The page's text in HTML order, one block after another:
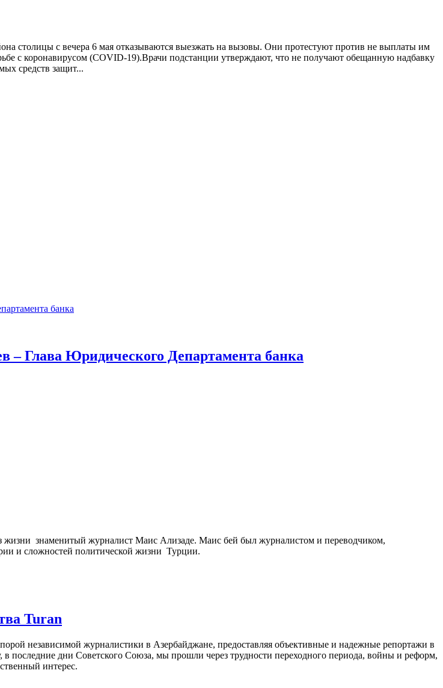
столицы с вечера 6 мая отказываются выезжать на вызовы. Они протестуют против не выплаты им
с коронавирусом (COVID-19).Врачи подстанции утверждают, что не получают обещанную надбавку
средств защит...
– Глава Юридического Департамента банка
жизни знаменитый журналист Маис Ализаде. Маис бей был журналистом и переводчиком,
и сложностей политической жизни Турции.
Turan
независимой журналистики в Азербайджане, предоставляя объективные и надежные репортажи в
в последние дни Советского Союза, мы прошли через трудности переходного периода, войны и реформ,
интерес.